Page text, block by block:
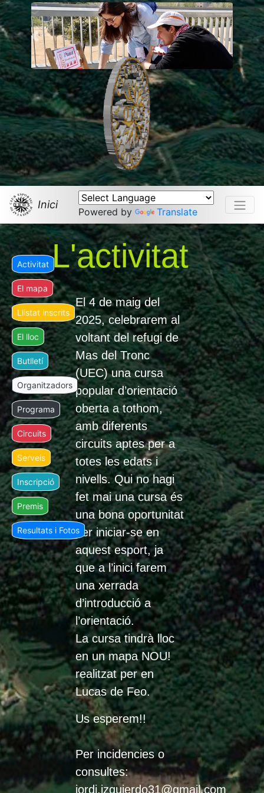
Previous
>
Inici
Powered by Translate
Activitat
El mapa
Llistat inscrits
El lloc
Butlletí
Organitzadors
Programa
Circuits
Serveis
Inscripció
Premis
Resultats i Fotos
L'activitat
El 4 de maig del
2025, celebrarem al
voltant del refugi de
Mas del Tronc
(UEC) una cursa
popular d’orientació
oberta a tothom,
amb diferents
circuits aptes per a
totes les edats i
nivells. Qui no hagi
fet mai una cursa és
una bona oportunitat
per iniciar-se en
aquest esport, ja
que a l’inici farem
una xerrada
d’introducció a
l’orientació.
La cursa tindrà lloc
en un mapa NOU!
realitzat per en
Lucas de Feo.
Us esperem!!
Per incidencies o
consultes:
jordi.izquierdo31@gmail.com